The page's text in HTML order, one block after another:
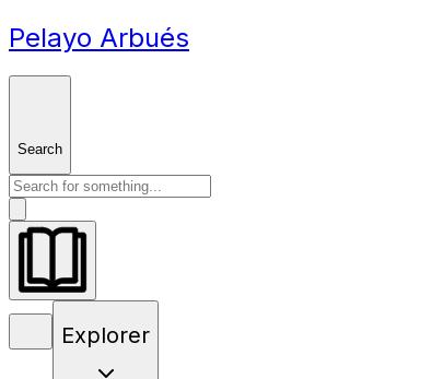
Pelayo Arbués
Search
Explorer